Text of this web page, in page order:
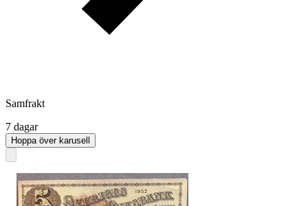
Samfrakt
7 dagar
Hoppa över karusell